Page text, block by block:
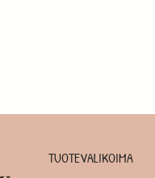
TUOTEVALIKOIMA